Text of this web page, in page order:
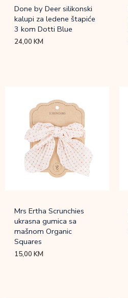
Done by Deer silikonski
kalupi za ledene štapiće
3 kom Dotti Blue
24,00KM
Mrs Ertha Scrunchies
ukrasna gumica sa
mašnom Organic
Squares
15,00KM